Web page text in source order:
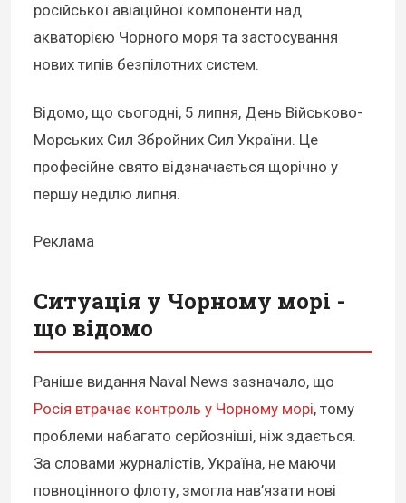
російської авіаційної компоненти над
акваторією Чорного моря та застосування
нових типів безпілотних систем.
Відомо, що сьогодні, 5 липня, День Військово-
Морських Сил Збройних Сил України. Це
професійне свято відзначається щорічно у
першу неділю липня.
Реклама
Ситуація у Чорному морі -
що відомо
Раніше видання Naval News зазначало, що
Росія втрачає контроль у Чорному морі, тому
проблеми набагато серйозніші, ніж здається.
За словами журналістів, Україна, не маючи
повноцінного флоту, змогла нав’язати нові